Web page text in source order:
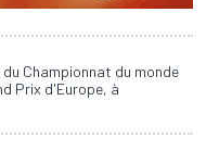
Championnat du monde
Prix d'Europe, à